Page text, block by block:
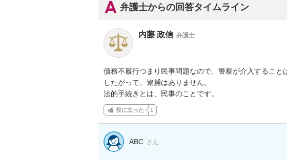
弁護士からの回答タイムライン
内藤 政信 弁護士
債務不履行つまり民事問題なので、警察が介入すること
したがって、逮捕はありません。
法的手続きとは、民事のことです。
役に立った 1
ABC さん